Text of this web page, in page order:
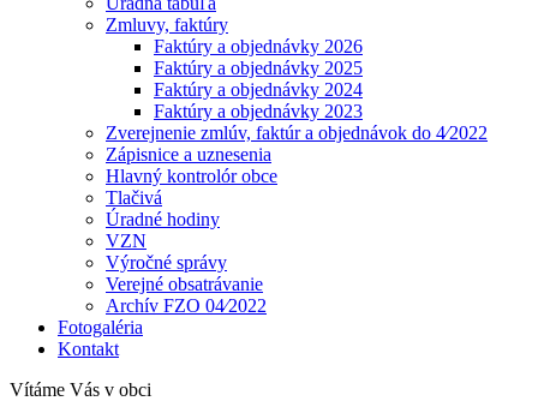
Zmluvy, faktúry
Faktúry a objednávky 2026
Faktúry a objednávky 2025
Faktúry a objednávky 2024
Faktúry a objednávky 2023
Zverejnenie zmlúv, faktúr a objednávok do 4⁄2022
Zápisnice a uznesenia
Hlavný kontrolór obce
Tlačivá
Úradné hodiny
VZN
Výročné správy
Verejné obsatrávanie
Archív FZO 04⁄2022
Fotogaléria
Kontakt
Vítáme Vás v obci